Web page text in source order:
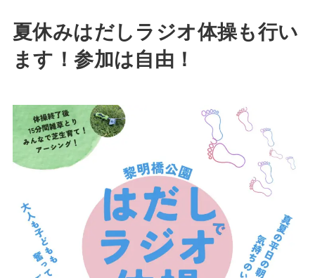
夏休みはだしラジオ体操も行い
ます！参加は自由！